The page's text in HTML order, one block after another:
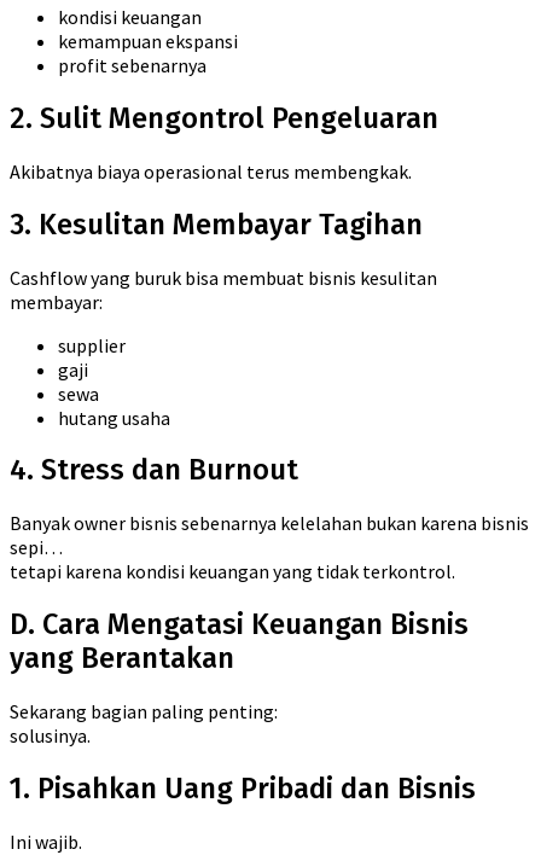
kondisi keuangan
kemampuan ekspansi
profit sebenarnya
2. Sulit Mengontrol Pengeluaran
Akibatnya biaya operasional terus membengkak.
3. Kesulitan Membayar Tagihan
Cashflow yang buruk bisa membuat bisnis kesulitan
membayar:
supplier
gaji
sewa
hutang usaha
4. Stress dan Burnout
Banyak owner bisnis sebenarnya kelelahan bukan karena bisnis
sepi…
tetapi karena kondisi keuangan yang tidak terkontrol.
D. Cara Mengatasi Keuangan Bisnis
yang Berantakan
Sekarang bagian paling penting:
solusinya.
1. Pisahkan Uang Pribadi dan Bisnis
Ini wajib.